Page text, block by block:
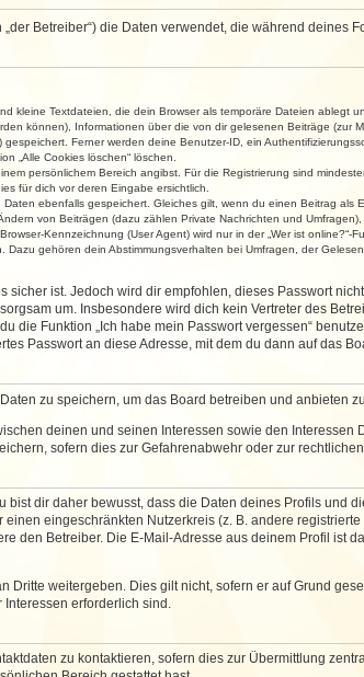
Betreiber“) die Daten verwendet, die während deines
kleine Textdateien, die dein Browser als temporäre Dateien ablegt
können), Informationen über die von dir gelesenen Beiträge (zur
Ferner werden deine Benutzer-ID, ein
„Alle Cookies löschen“ löschen.
persönlichem Bereich angibst. Für die Registrierung sind
für dich vor deren Eingabe ersichtlich.
ebenfalls gespeichert. Gleiches gilt, wenn du einen Beitrag als
von Beiträgen (dazu zählen Private Nachrichten und
Kennzeichnung (User Agent) wird nur in der „Wer ist
gehören dein Abstimmungsverhalten bei Umfragen, der
ist. Jedoch wird dir empfohlen, dieses Passwort
um. Insbesondere wird dich kein Vertreter des
die Funktion „Ich habe mein Passwort vergessen“
Passwort an diese Adresse, mit dem du dann auf das
zu speichern, um das Board betreiben und anbieten
deinen und seinen Interessen sowie den Interessen
sofern dies zur Gefahrenabwehr oder zur
dir daher bewusst, dass die Daten deines Profils und
eingeschränkten Nutzerkreis (z. B. andere
den Betreiber. Die E-Mail-Adresse aus deinem Profil ist
weitergeben. Dies gilt nicht, sofern er auf Grund
erforderlich sind.
zu kontaktieren, sofern dies zur Übermittlung